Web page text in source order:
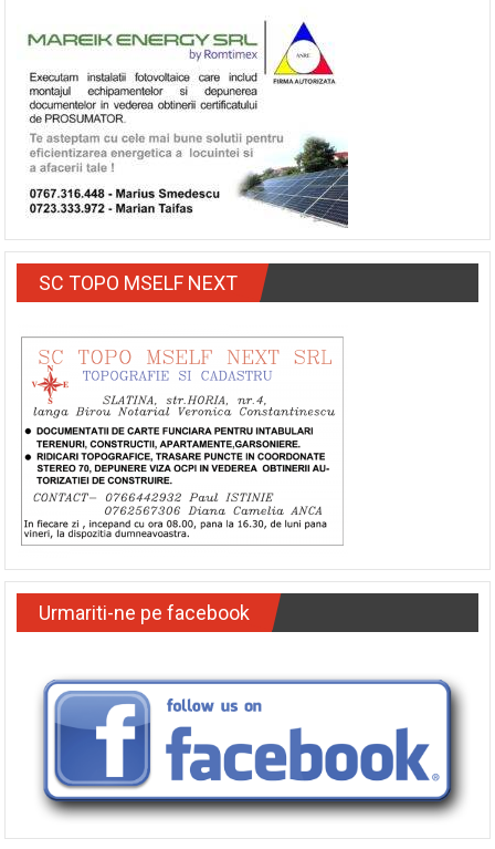
SC TOPO MSELF NEXT
Urmariti-ne pe facebook